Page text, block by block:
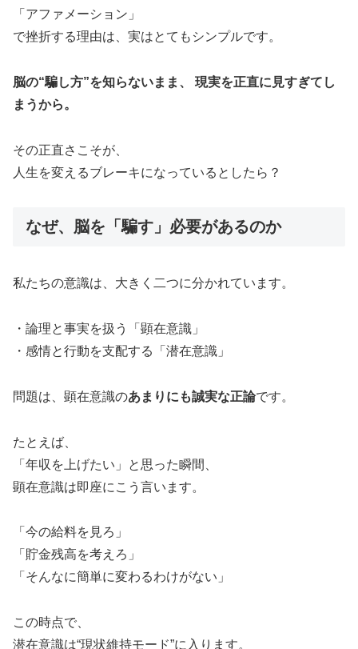
「アファメーション」
で挫折する理由は、実はとてもシンプルです。
脳の“騙し方”を知らないまま、 現実を正直に見すぎてし
まうから。
その正直さこそが、
人生を変えるブレーキになっているとしたら？
なぜ、脳を「騙す」必要があるのか
私たちの意識は、大きく二つに分かれています。
・論理と事実を扱う「顕在意識」
・感情と行動を支配する「潜在意識」
問題は、顕在意識のあまりにも誠実な正論です。
たとえば、
「年収を上げたい」と思った瞬間、
顕在意識は即座にこう言います。
「今の給料を見ろ」
「貯金残高を考えろ」
「そんなに簡単に変わるわけがない」
この時点で、
潜在意識は“現状維持モード”に入ります。